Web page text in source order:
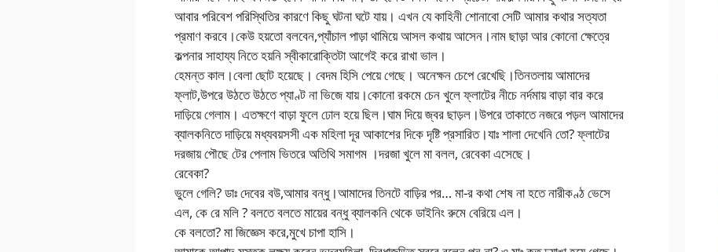
আবার পরিবেশ পরিস্থিতির কারণে কিছু ঘটনা ঘটে যায়। এখন যে কাহিনী শোনাবো সেটি আমার কথার সত্যতা
প্রমাণ করবে।কেউ হয়তো বলবেন,প্যাঁচাল পাড়া থামিয়ে আসল কথায় আসেন।নাম ছাড়া আর কোনো ক্ষেত্রে
কল্পনার সাহায্য নিতে হয়নি স্বীকারোক্তিটা আগেই করে রাখা ভাল।
হেমন্ত কাল।বেলা ছোট হয়েছে। বেদম হিসি পেয়ে গেছে। অনেক্ষন চেপে রেখেছি।তিনতলায় আমাদের
ফ্লাট,উপরে উঠতে উঠতে প্যাণ্ট না ভিজে যায়।কোনো রকমে চেন খুলে ফ্লাটের নীচে নর্দমায় বাড়া বার করে
দাড়িয়ে গেলাম। এতক্ষণে বাড়া ফুলে ঢোল হয়ে ছিল।ঘাম দিয়ে জ্বর ছাড়ল।উপরে তাকাতে নজরে পড়ল আমাদের
ব্যালকনিতে দাড়িয়ে মধ্যবয়সসী এক মহিলা দূর আকাশের দিকে দৃষ্টি প্রসারিত।যাঃ শালা দেখেনি তো? ফ্লাটের
দরজায় পৌছে টের পেলাম ভিতরে অতিথি সমাগম ।দরজা খুলে মা বলল, রেবেকা এসেছে।
রেবেকা?
ভুলে গেলি? ডাঃ দেবের বউ,আমার বন্ধু।আমাদের তিনটে বাড়ির পর… মা-র কথা শেষ না হতে নারীকণ্ঠ ভেসে
এল, কে রে মলি ? বলতে বলতে মায়ের বন্ধু ব্যালকনি থেকে ডাইনিং রুমে বেরিয়ে এল।
কে বলতো? মা জিজ্ঞেস করে,মুখে চাপা হাসি।